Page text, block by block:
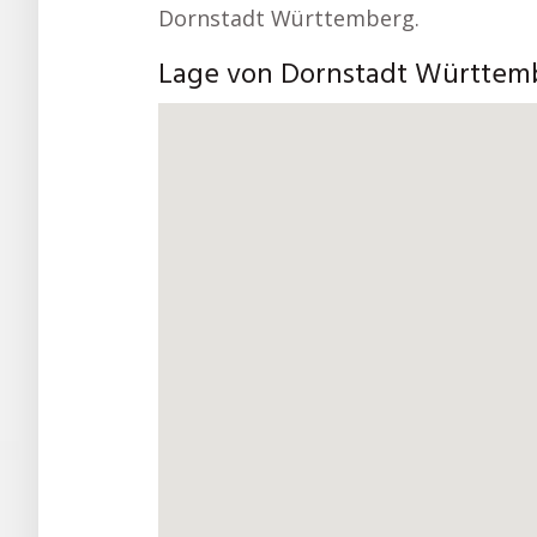
Dornstadt Württemberg.
Lage von Dornstadt